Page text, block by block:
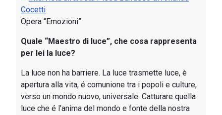
Opera “Emozioni”
Quale “Maestro di luce”, che cosa rappresenta
per lei la luce?
La luce non ha barriere. La luce trasmette luce, è
apertura alla vita, é comunione tra i popoli e culture,
verso un mondo nuovo, universale. Catturare quella
luce che é l’anima del mondo e fonte della nostra